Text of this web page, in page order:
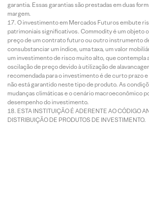
garantia. Essas garantias são prestadas em duas
margem.
O investimento em Mercados Futuros embute
patrimoniais significativos. Commodity é um objeto
preço de um contrato futuro ou outro instrumento
consubstanciar um índice, uma taxa, um valor
um investimento de risco muito alto, que contempla
oscilação de preço devido à utilização de
recomendada para o investimento é de curto prazo
não está garantido neste tipo de produto. As
mudanças climáticas e o cenário macroeconômico
desempenho do investimento.
ESTA INSTITUIÇÃO É ADERENTE AO CÓDIGO
DISTRIBUIÇÃO DE PRODUTOS DE INVESTIMENTO.